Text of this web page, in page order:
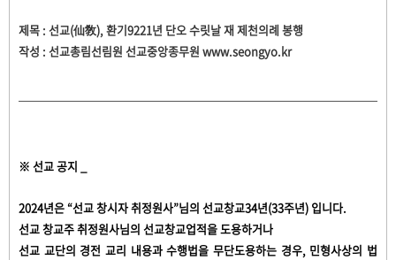
제목 : 선교(仙敎), 환기9221년 단오 수릿날 재 제천의례 봉행
작성 : 선교총림선림원 선교중앙종무원 www.seongyo.kr
※ 선교 공지 _​
2024년은 “선교 창시자 취정원사”님의 선교창교34년(33주년) 입니다.
선교 창교주 취정원사님의 선교창교업적을 도용하거나
선교 교단의 경전 교리 내용과 수행법을 무단도용하는 경우, 민형사상의 법